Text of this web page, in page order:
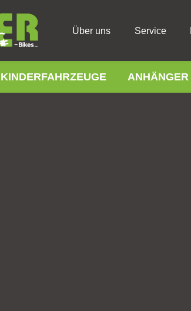
Über uns Service
KINDERFAHRZEUGE ANHÄNGER